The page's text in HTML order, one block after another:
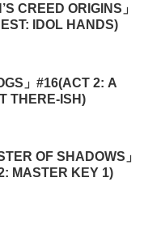
CREED ORIGINS」
IDOL HANDS)
」#16(ACT 2: A
THERE-ISH)
OF SHADOWS」
MASTER KEY 1)